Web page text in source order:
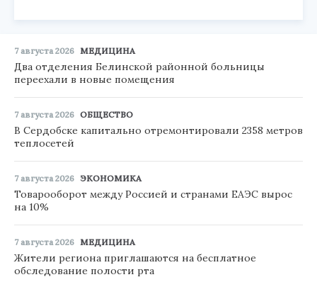
7 августа 2026 МЕДИЦИНА
Два отделения Белинской районной больницы
переехали в новые помещения
7 августа 2026 ОБЩЕСТВО
В Сердобске капитально отремонтировали 2358 метров
теплосетей
7 августа 2026 ЭКОНОМИКА
Товарооборот между Россией и странами ЕАЭС вырос
на 10%
7 августа 2026 МЕДИЦИНА
Жители региона приглашаются на бесплатное
обследование полости рта